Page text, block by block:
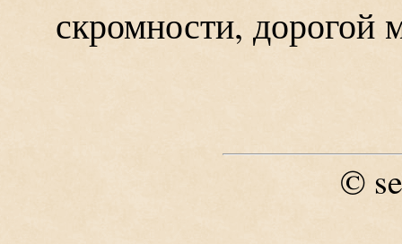
скромности, дорогой
©